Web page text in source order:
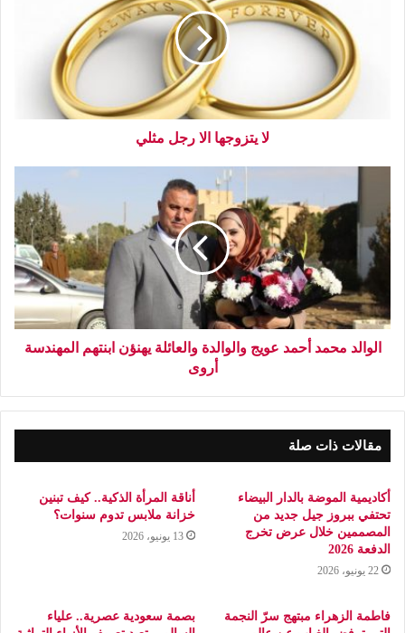
لا يتزوجها الا رجل مثلي
الوالد محمد أحمد عويج والوالدة والعائلة يهنؤن ابنتهم المهندسة
أروى
مقالات ذات صلة
أكاديمية الموضة بالدار البيضاء
تحتفي ببروز جيل جديد من
المصممين خلال عرض تخرج
الدفعة 2026
22 يونيو، 2026
أناقة المرأة الذكية.. كيف تبنين
خزانة ملابس تدوم سنوات؟
13 يونيو، 2026
فاطمة الزهراء مبتهج سرّ النجمة
بصمة سعودية عصرية.. علياء